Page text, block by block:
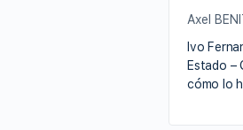
Axel
Ivo
Estado –
cómo lo